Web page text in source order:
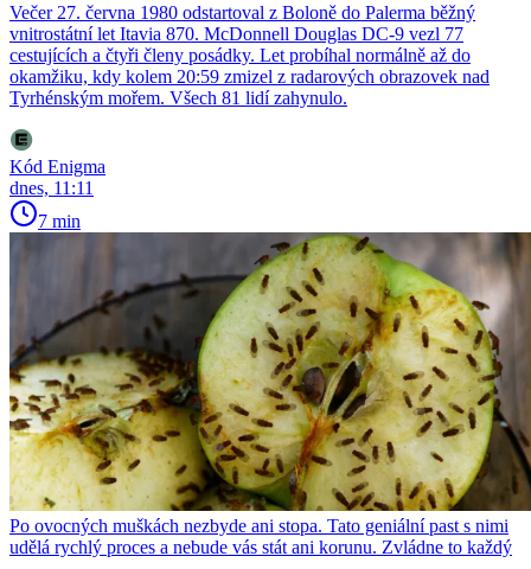
Večer 27. června 1980 odstartoval z Boloně do Palerma běžný
vnitrostátní let Itavia 870. McDonnell Douglas DC-9 vezl 77
cestujících a čtyři členy posádky. Let probíhal normálně až do
okamžiku, kdy kolem 20:59 zmizel z radarových obrazovek nad
Tyrhénským mořem. Všech 81 lidí zahynulo.
Kód Enigma
dnes, 11:11
7 min
Po ovocných muškách nezbyde ani stopa. Tato geniální past s nimi
udělá rychlý proces a nebude vás stát ani korunu. Zvládne to každý